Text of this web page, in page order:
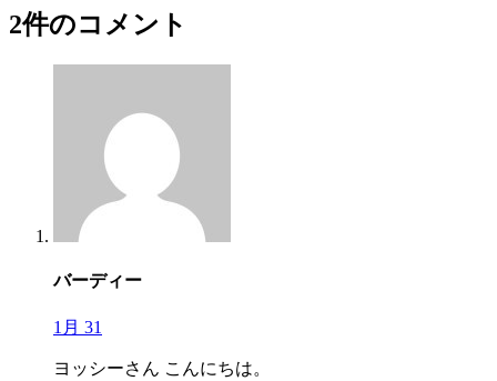
2件のコメント
バーディー
1月 31
ヨッシーさん こんにちは。